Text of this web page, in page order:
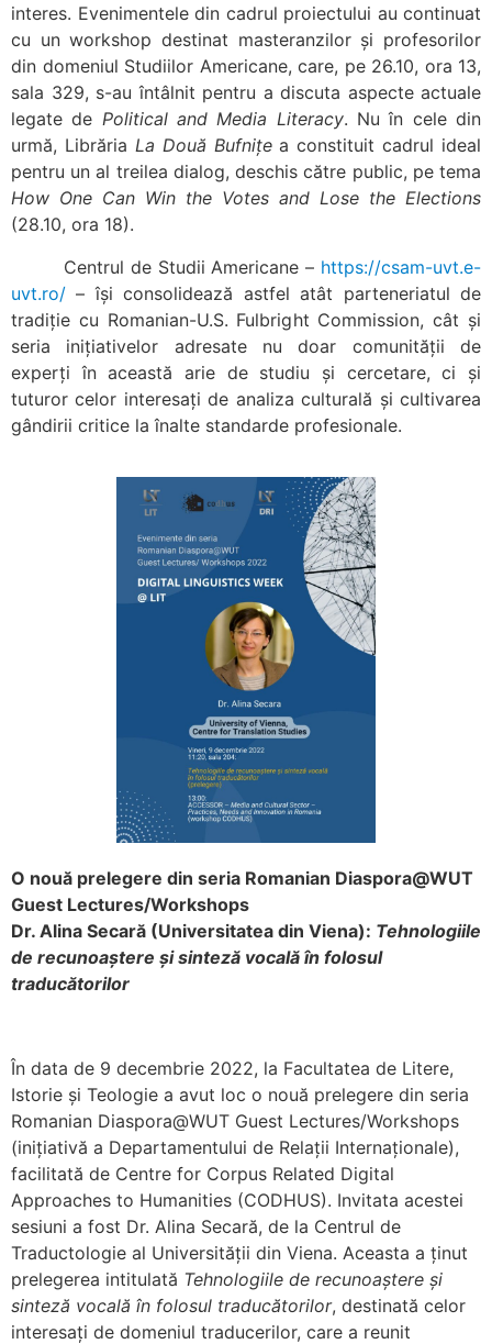
interes. Evenimentele din cadrul proiectului au continuat
cu un workshop destinat masteranzilor și profesorilor
din domeniul Studiilor Americane, care, pe 26.10, ora 13,
sala 329, s-au întâlnit pentru a discuta aspecte actuale
legate de Political and Media Literacy. Nu în cele din
urmă, Librăria La Două Bufnițea constituit cadrul ideal
pentru un al treilea dialog, deschis către public, pe tema
How One Can Win the Votes and Lose the Elections
(28.10, ora 18).
Centrul de Studii Americane – https://csam-uvt.e-
uvt.ro/ – își consolidează astfel atât parteneriatul de
tradiție cu Romanian-U.S. Fulbright Commission, cât și
seria inițiativelor adresate nu doar comunității de
experți în această arie de studiu și cercetare, ci și
tuturor celor interesați de analiza culturală și cultivarea
gândirii critice la înalte standarde profesionale.
O nouă prelegere din seria Romanian Diaspora@WUT
Guest Lectures/Workshops
Dr. Alina Secară (Universitatea din Viena): Tehnologiile
de recunoaștere și sinteză vocală în folosul
traducătorilor
În data de 9 decembrie 2022, la Facultatea de Litere,
Istorie și Teologie a avut loc o nouă prelegere din seria
Romanian Diaspora@WUT Guest Lectures/Workshops
(inițiativă a Departamentului de Relații Internaționale),
facilitată de Centre for Corpus Related Digital
Approaches to Humanities (CODHUS). Invitata acestei
sesiuni a fost Dr. Alina Secară, de la Centrul de
Traductologie al Universității din Viena. Aceasta a ținut
prelegerea intitulată Tehnologiile de recunoaștere și
sinteză vocală în folosul traducătorilor, destinată celor
interesați de domeniul traducerilor, care a reunit